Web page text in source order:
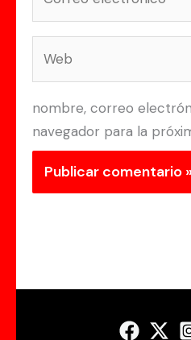
nombre, correo
navegador para la